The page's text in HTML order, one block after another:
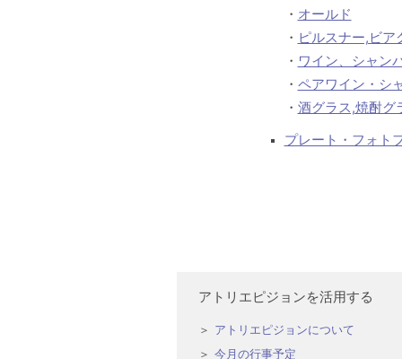
・ オールド
・ ピルスナー,ビア
・ ワイン、シャン
・ ペアワイン・シ
・ 酒グラス,焼酎グ
プレート・フォト
アトリエピジョンを活用する
アトリエピジョンについて
今月の行事予定